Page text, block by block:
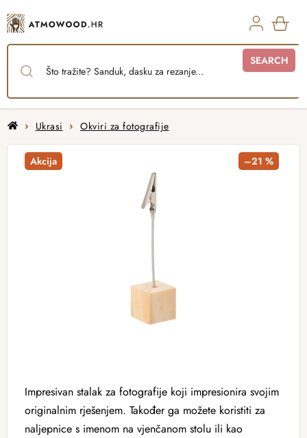
to
content
SEARCH
HomeUkrasi Okviri za fotografije
Impresivan stalak za fotografije koji impresionira svojim
originalnim rješenjem. Također ga možete koristiti za
naljepnice s imenom na vjenčanom stolu ili kao
Akcija –21 %